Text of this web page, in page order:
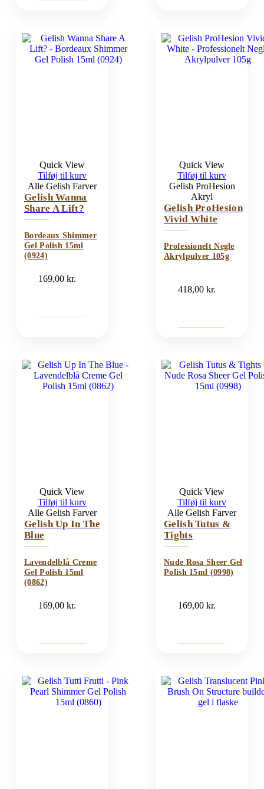
Quick View
Tilføj til kurv
Alle Gelish Farver
Gelish Wanna
Share A Lift?
Bordeaux Shimmer
Gel Polish 15ml
(0924)
169,00kr.
Quick View
Tilføj til kurv
Gelish ProHesion
Akryl
Gelish ProHesion
Vivid White
Professionelt Negle
Akrylpulver 105g
418,00kr.
Quick View
Tilføj til kurv
Alle Gelish Farver
Gelish Up In The
Blue
Lavendelblå Creme
Gel Polish 15ml
(0862)
169,00kr.
Quick View
Tilføj til kurv
Alle Gelish Farver
Gelish Tutus &
Tights
Nude Rosa Sheer Gel
Polish 15ml (0998)
169,00kr.